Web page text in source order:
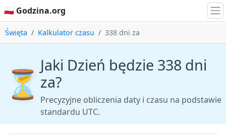
🇵🇱 Godzina.org
Święta Kalkulator czasu 338 dni za
⏳Jaki Dzień będzie 338 dni
za?
Precyzyjne obliczenia daty i czasu na podstawie
standardu UTC.